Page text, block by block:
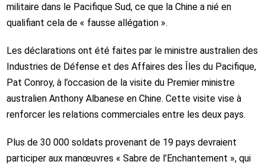
militaire dans le Pacifique Sud, ce que la Chine a nié en
qualifiant cela de « fausse allégation ».
Les déclarations ont été faites par le ministre australien des
Industries de Défense et des Affaires des Îles du Pacifique,
Pat Conroy, à l’occasion de la visite du Premier ministre
australien Anthony Albanese en Chine. Cette visite vise à
renforcer les relations commerciales entre les deux pays.
Plus de 30 000 soldats provenant de 19 pays devraient
participer aux manœuvres « Sabre de l’Enchantement », qui